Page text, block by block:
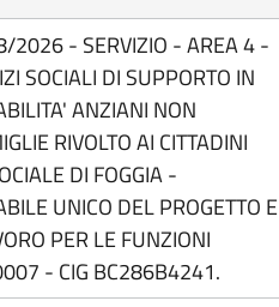
2026 - SERVIZIO - AREA 4 -
SOCIALI DI SUPPORTO IN
ANZIANI NON
RIVOLTO AI CITTADINI
DI FOGGIA -
UNICO DEL PROGETTO E
PER LE FUNZIONI
- CIG BC286B4241.